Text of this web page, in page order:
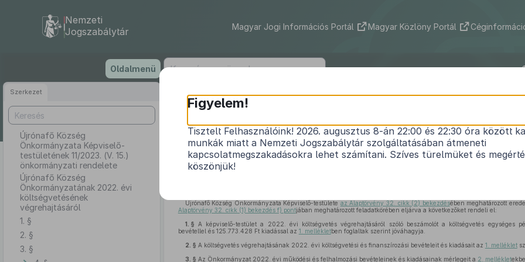
tartalomra
Nemzeti
Jogszabálytár
Magyar Jogi Információs Portál Magyar Közlöny Portál
Oldalmenü
Szerkezet
Újrónafő Község
Önkormányzata Képviselő-
testületének 11/2023. (V. 15.)
önkormányzati rendelete
Újrónafő Község
Önkormányzatának 2022. évi
költségvetésének
végrehajtásáról
1. §
2. §
3. §
Újrónafő Község Önkormányzata Képviselő-
Újrónafő Község Önkormányzatának 2022. évi költségvetésének
Újrónafő Község Önkormányzata Képviselő-testülete az Alaptörvény 32. cikk (2) bekezdésében meghatározott
Alaptörvény 32. cikk (1) bekezdés f) pontjában meghatározott feladatkörében eljárva a következőket rendeli el:
1. § A képviselő-testület a 2022. évi költségvetés végrehajtásáról szóló beszámolót a költségvetés egységes
bevétellel és 125.773.428 Ft kiadással az 1. mellékletben foglaltak szerint jóváhagyja.
2. § A költségvetés végrehajtásának 2022. évi költségvetési és finanszírozási bevételeit és kiadásait az 1. melléklet
3. § Az Önkormányzat 2022. évi működési és felhalmozási bevételeinek és kiadásainak mérlegeit a 2. melléklet
Figyelem!
Tisztelt Felhasználóink! 2026. augusztus 8-án 22:00 és 22:30 óra között
munkák miatt a Nemzeti Jogszabálytár szolgáltatásában átmeneti
kapcsolatmegszakadásokra lehet számítani. Szíves türelmüket és
köszönjük!